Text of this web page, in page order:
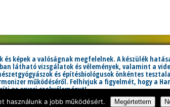
képek a valóságnak megfelelnek. A készülék
látható vizsgálatok és vélemények, valamint a
és építésbiológusok önkéntes
működéséről. Felhívjuk a figyelmét, hogy a
az orvosi szakvéleményt!
az ÁÜF
szabályai szerint érvényesek.
használunk a jobb működésért. Megértettem